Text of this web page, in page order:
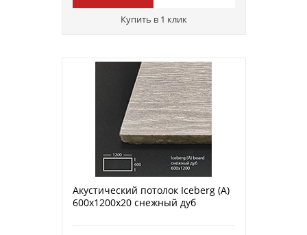
Купить в 1 клик
Акустический потолок Iceberg (A)
600х1200х20 снежный дуб